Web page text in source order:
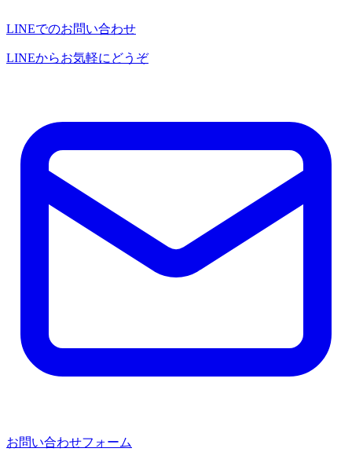
LINEでのお問い合わせ
LINEからお気軽にどうぞ
お問い合わせフォーム